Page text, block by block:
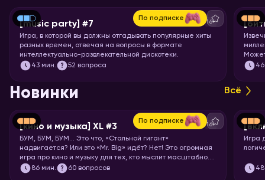
По подписке
[music party] #7 16+
Игра, в которой вы должны отгадывать популярные хиты
разных времен, отвечая на вопросы в формате
интеллектуально-развлекательной дискотеки.
43 мин. 52 вопроса
что-46
Новинки Всё
По подписке
[кино и музыка] XL #3 16+
БУМ, БУМ, БУМ… Это что, «Стальной гигант»
надвигается? Или это «Mr. Big» идёт? Нет! Это огромная
игра про кино и музыку для тех, кто мыслит масштабно.
Вас ждут целых 7 раундов песен, клипов, отрывков из
86 мин. 60 вопросов
Игра
48